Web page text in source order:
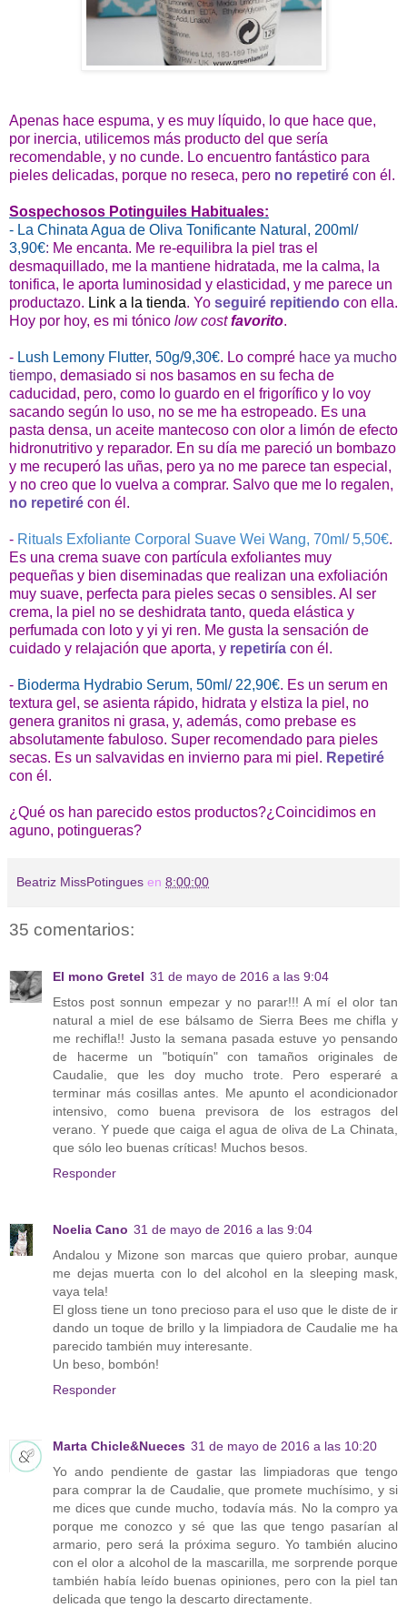
Apenas hace espuma, y es muy líquido, lo que hace que,
por inercia, utilicemos más producto del que sería
recomendable, y no cunde. Lo encuentro fantástico para
pieles delicadas, porque no reseca, pero no repetiré con él.
Sospechosos Potinguiles Habituales:
- La Chinata Agua de Oliva Tonificante Natural, 200ml/
3,90€: Me encanta. Me re-equilibra la piel tras el
desmaquillado, me la mantiene hidratada, me la calma, la
tonifica, le aporta luminosidad y elasticidad, y me parece un
productazo. Link a la tienda. Yo seguiré repitiendo con ella.
Hoy por hoy, es mi tónico low costfavorito.
- Lush Lemony Flutter, 50g/9,30€. Lo compré hace ya mucho
tiempo, demasiado si nos basamos en su fecha de
caducidad, pero, como lo guardo en el frigorífico y lo voy
sacando según lo uso, no se me ha estropeado. Es una
pasta densa, un aceite mantecoso con olor a limón de efecto
hidronutritivo y reparador. En su día me pareció un bombazo
y me recuperó las uñas, pero ya no me parece tan especial,
y no creo que lo vuelva a comprar. Salvo que me lo regalen,
no repetiré con él.
- Rituals Exfoliante Corporal Suave Wei Wang, 70ml/ 5,50€.
Es una crema suave con partícula exfoliantes muy
pequeñas y bien diseminadas que realizan una exfoliación
muy suave, perfecta para pieles secas o sensibles. Al ser
crema, la piel no se deshidrata tanto, queda elástica y
perfumada con loto y yi yi ren. Me gusta la sensación de
cuidado y relajación que aporta, y repetiría con él.
- Bioderma Hydrabio Serum, 50ml/ 22,90€. Es un serum en
textura gel, se asienta rápido, hidrata y elstiza la piel, no
genera granitos ni grasa, y, además, como prebase es
absolutamente fabuloso. Super recomendado para pieles
secas. Es un salvavidas en invierno para mi piel. Repetiré
con él.
¿Qué os han parecido estos productos?¿Coincidimos en
aguno, potingueras?
Beatriz MissPotingues en 8:00:00
35 comentarios:
El mono Gretel 31 de mayo de 2016 a las 9:04
Estos post sonnun empezar y no parar!!! A mí el olor tan
natural a miel de ese bálsamo de Sierra Bees me chifla y
me rechifla!! Justo la semana pasada estuve yo pensando
de hacerme un "botiquín" con tamaños originales de
Caudalie, que les doy mucho trote. Pero esperaré a
terminar más cosillas antes. Me apunto el acondicionador
intensivo, como buena previsora de los estragos del
verano. Y puede que caiga el agua de oliva de La Chinata,
que sólo leo buenas críticas! Muchos besos.
Responder
Noelia Cano 31 de mayo de 2016 a las 9:04
Andalou y Mizone son marcas que quiero probar, aunque
me dejas muerta con lo del alcohol en la sleeping mask,
vaya tela!
El gloss tiene un tono precioso para el uso que le diste de ir
dando un toque de brillo y la limpiadora de Caudalie me ha
parecido también muy interesante.
Un beso, bombón!
Responder
Marta Chicle&Nueces 31 de mayo de 2016 a las 10:20
Yo ando pendiente de gastar las limpiadoras que tengo
para comprar la de Caudalie, que promete muchísimo, y si
me dices que cunde mucho, todavía más. No la compro ya
porque me conozco y sé que las que tengo pasarían al
armario, pero será la próxima seguro. Yo también alucino
con el olor a alcohol de la mascarilla, me sorprende porque
también había leído buenas opiniones, pero con la piel tan
delicada que tengo la descarto directamente.